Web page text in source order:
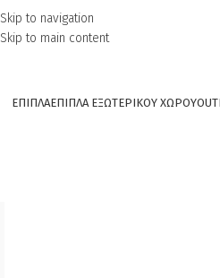
Skip to navigation
Skip to main content
ΕΠΙΠΛΑΕΠΙΠΛΑ ΕΞΩΤΕΡΙΚΟΥ ΧΩΡΟΥ